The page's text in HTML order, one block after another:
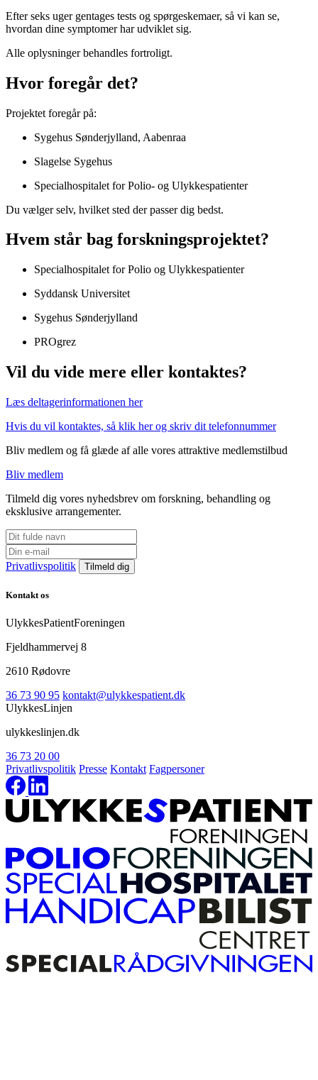
Efter seks uger gentages tests og spørgeskemaer, så vi kan se,
hvordan dine symptomer har udviklet sig.
Alle oplysninger behandles fortroligt.
Hvor foregår det?
Projektet foregår på:
Sygehus Sønderjylland, Aabenraa
Slagelse Sygehus
Specialhospitalet for Polio- og Ulykkespatienter
Du vælger selv, hvilket sted der passer dig bedst.
Hvem står bag forskningsprojektet?
Specialhospitalet for Polio og Ulykkespatienter
Syddansk Universitet
Sygehus Sønderjylland
PROgrez
Vil du vide mere eller kontaktes?
Læs deltagerinformationen her
Hvis du vil kontaktes, så klik her og skriv dit telefonnummer
Bliv medlem og få glæde af alle vores attraktive medlemstilbud
Bliv medlem
Tilmeld dig vores nyhedsbrev om forskning, behandling og
eksklusive arrangementer.
Privatlivspolitik
Kontakt os
UlykkesPatientForeningen
Fjeldhammervej 8
2610 Rødovre
36 73 90 95 kontakt@ulykkespatient.dk
UlykkesLinjen
ulykkeslinjen.dk
36 73 20 00
Privatlivspolitik Presse Kontakt Fagpersoner